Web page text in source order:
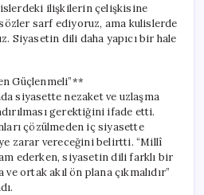
ilişkilerin çelişkisine
sarf ediyoruz, ama kulislerde
Siyasetin dili daha yapıcı bir hale
Güçlenmeli”**
siyasette nezaket ve uzlaşma
gerektiğini ifade etti.
çözülmeden iç siyasette
zarar vereceğini belirtti. “Millî
ederken, siyasetin dili farklı bir
ortak akıl ön plana çıkmalıdır”